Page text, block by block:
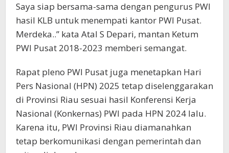
Saya siap bersama-sama dengan pengurus PWI
hasil KLB untuk menempati kantor PWI Pusat.
Merdeka..” kata Atal S Depari, mantan Ketum
PWI Pusat 2018-2023 memberi semangat.
Rapat pleno PWI Pusat juga menetapkan Hari
Pers Nasional (HPN) 2025 tetap diselenggarakan
di Provinsi Riau sesuai hasil Konferensi Kerja
Nasional (Konkernas) PWI pada HPN 2024 lalu.
Karena itu, PWI Provinsi Riau diamanahkan
tetap berkomunikasi dengan pemerintah dan